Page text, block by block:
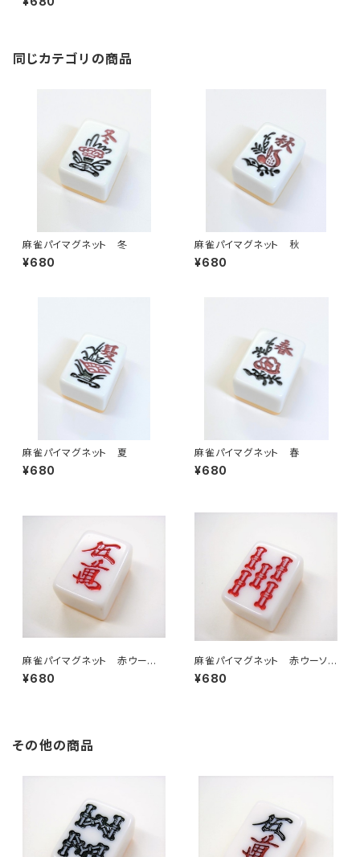
同じカテゴリの商品
麻雀パイマグネット 冬
¥680
麻雀パイマグネット 秋
¥680
麻雀パイマグネット 夏
¥680
麻雀パイマグネット 春
¥680
麻雀パイマグネット 赤ウーマ
ン
¥680
麻雀パイマグネット 赤ウーソ
ー
¥680
その他の商品